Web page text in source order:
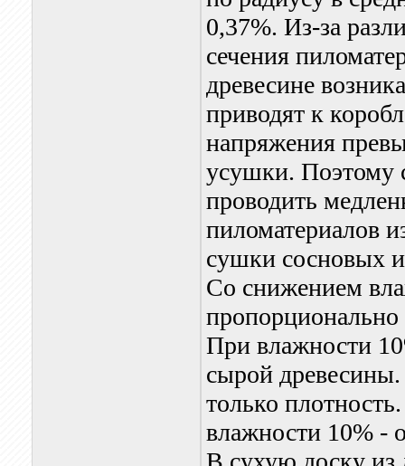
0,37%. Из-за
сечения
древесине
приводят к
напряжения
усушки. Поэтому
проводить
пиломатериалов
сушки сосновых
Со снижением
При влажности
сырой
только
влажности 10% -